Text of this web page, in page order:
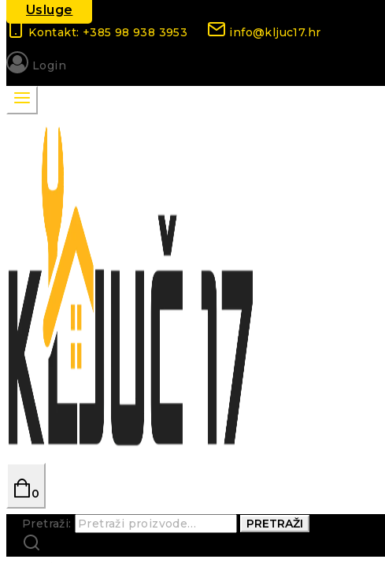
Usluge
Kontakt: +385 98 938 3953 info@kljuc17.hr
Login
0
Pretraži: PRETRAŽI